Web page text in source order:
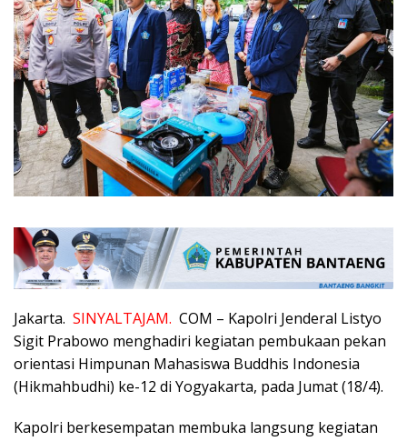
Jakarta. SINYALTAJAM. COM – Kapolri Jenderal Listyo
Sigit Prabowo menghadiri kegiatan pembukaan pekan
orientasi Himpunan Mahasiswa Buddhis Indonesia
(Hikmahbudhi) ke-12 di Yogyakarta, pada Jumat (18/4).
Kapolri berkesempatan membuka langsung kegiatan